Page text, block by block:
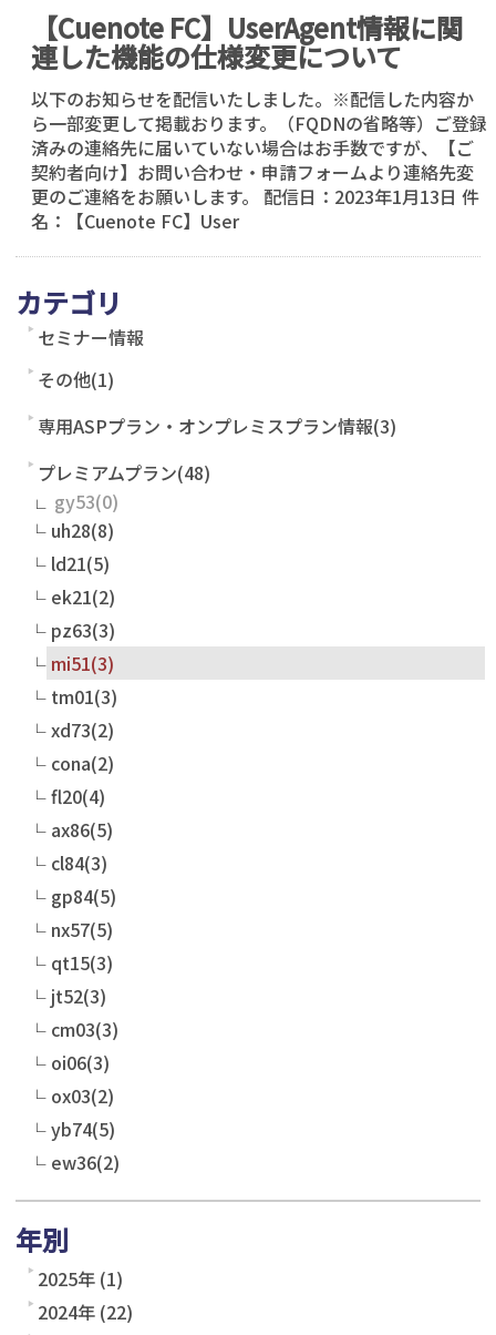
【Cuenote FC】UserAgent情報に関
連した機能の仕様変更について
以下のお知らせを配信いたしました。※配信した内容か
ら一部変更して掲載おります。（FQDNの省略等）ご登録
済みの連絡先に届いていない場合はお手数ですが、【ご
契約者向け】お問い合わせ・申請フォームより連絡先変
更のご連絡をお願いします。 配信日：2023年1月13日 件
名：【Cuenote FC】User
カテゴリ
セミナー情報
その他(1)
専用ASPプラン・オンプレミスプラン情報(3)
プレミアムプラン(48)
gy53
uh28(8)
ld21(5)
ek21(2)
pz63(3)
mi51(3)
tm01(3)
xd73(2)
cona(2)
fl20(4)
ax86(5)
cl84(3)
gp84(5)
nx57(5)
qt15(3)
jt52(3)
cm03(3)
oi06(3)
ox03(2)
yb74(5)
ew36(2)
年別
2025年 (1)
2024年 (22)